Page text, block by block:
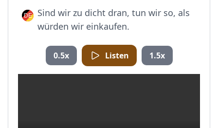
Sind wir zu dicht dran, tun wir so, als
würden wir einkaufen.
0.5x Listen 1.5x